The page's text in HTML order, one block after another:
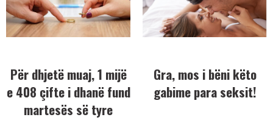
Për dhjetë muaj, 1 mijë
e 408 çifte i dhanë fund
martesës së tyre
Gra, mos i bëni këto
gabime para seksit!